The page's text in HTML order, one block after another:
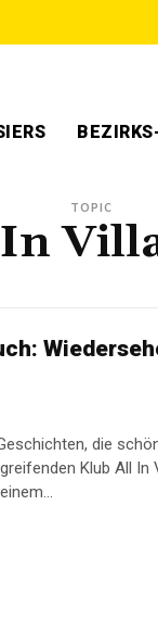
TOPIC
die
Klub All In